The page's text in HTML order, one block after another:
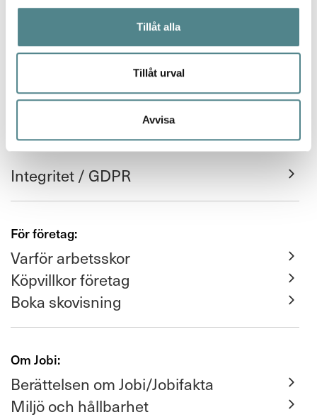
Tillåt alla
Tillåt urval
Avvisa
FAQ
Leverans och retur
Integritet / GDPR
För företag:
Varför arbetsskor
Köpvillkor företag
Boka skovisning
Om Jobi:
Berättelsen om Jobi/Jobifakta
Miljö och hållbarhet